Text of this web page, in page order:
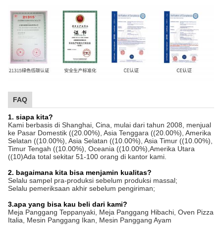
FAQ
1. siapa kita?
Kami berbasis di Shanghai, Cina, mulai dari tahun 2008, menjual
ke Pasar Domestik ((20.00%), Asia Tenggara ((20.00%), Amerika
Selatan ((10.00%), Asia Selatan ((10.00%), Asia Timur ((10.00%),
Timur Tengah ((10.00%), Oceania ((10.00%),Amerika Utara
((10)Ada total sekitar 51-100 orang di kantor kami.
2. bagaimana kita bisa menjamin kualitas?
Selalu sampel pra-produksi sebelum produksi massal;
Selalu pemeriksaan akhir sebelum pengiriman;
3.apa yang bisa kau beli dari kami?
Meja Panggang Teppanyaki, Meja Panggang Hibachi, Oven Pizza
Italia, Mesin Panggang Ikan, Mesin Panggang Ayam